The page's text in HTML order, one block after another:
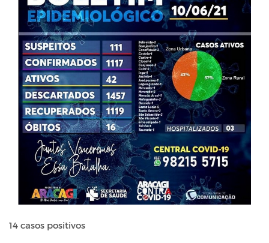
14 casos positivos